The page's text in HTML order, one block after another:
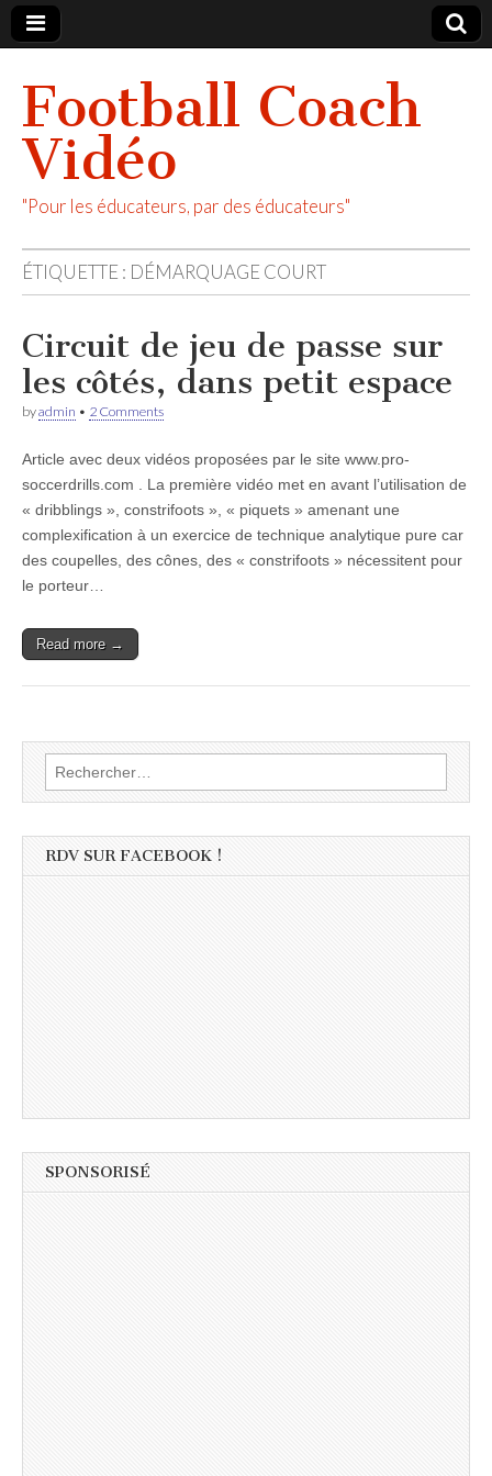
Football Coach
Vidéo
"Pour les éducateurs, par des éducateurs"
ÉTIQUETTE : DÉMARQUAGE COURT
Circuit de jeu de passe sur
les côtés, dans petit espace
byadmin • 2 Comments
Article avec deux vidéos proposées par le site www.pro-
soccerdrills.com . La première vidéo met en avant l’utilisation de
« dribblings », constrifoots », « piquets » amenant une
complexification à un exercice de technique analytique pure car
des coupelles, des cônes, des « constrifoots » nécessitent pour
le porteur…
Read more →
Rechercher :
RDV SUR FACEBOOK !
SPONSORISÉ